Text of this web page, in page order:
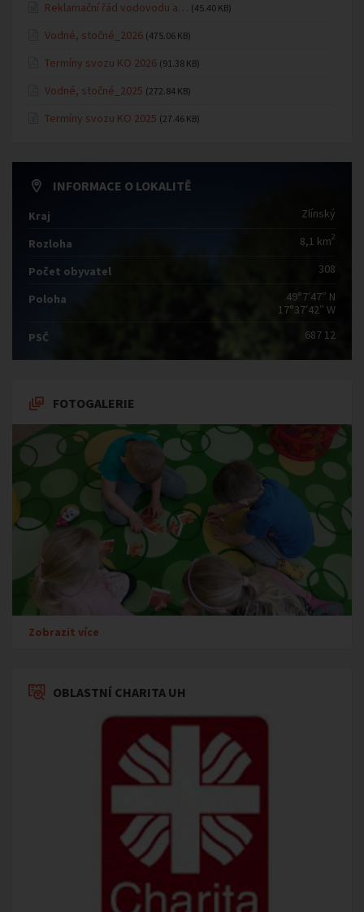
Reklamační řád vodovodu a… (45.40 KB)
Vodné, stočné_2026 (475.06 KB)
Termíny svozu KO 2026 (91.38 KB)
Vodné, stočné_2025 (272.84 KB)
Termíny svozu KO 2025 (27.46 KB)
INFORMACE O LOKALITĚ
Kraj Zlínský
Rozloha 8,1 km2
Počet obyvatel 308
Poloha
49°7′47″ N
17°37′42″ W
PSČ
687 12
FOTOGALERIE
Zobrazit více
OBLASTNÍ CHARITA UH